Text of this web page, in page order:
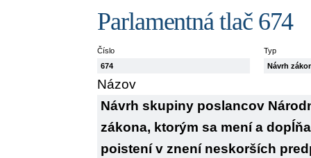
Parlamentná tlač 674
Číslo
674
Typ
Návrh
Názov
Návrh skupiny poslancov
zákona, ktorým sa mení a
poistení v znení neskorších